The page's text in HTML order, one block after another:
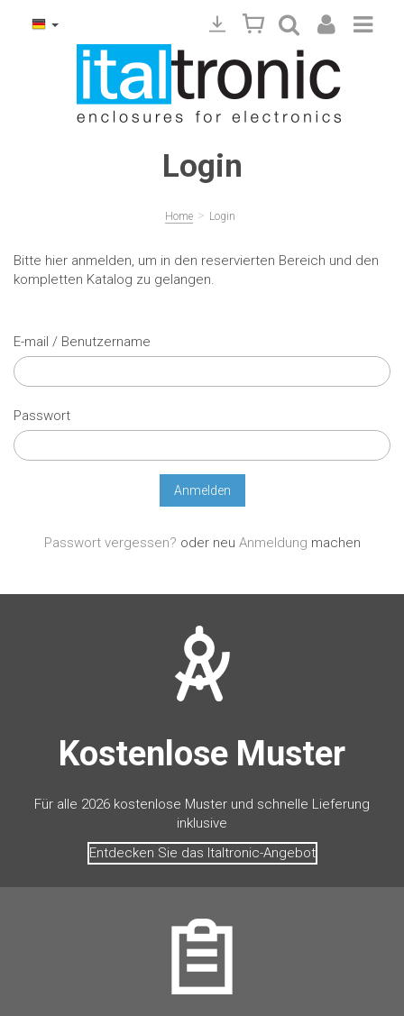
Login
Home > Login
Bitte hier anmelden, um in den reservierten Bereich und den
kompletten Katalog zu gelangen.
E-mail / Benutzername
Passwort
Passwort vergessen? oder neu Anmeldung machen
Kostenlose Muster
Für alle 2026 kostenlose Muster und schnelle Lieferung
inklusive
Entdecken Sie das Italtronic-Angebot